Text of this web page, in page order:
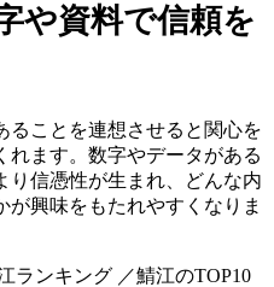
や資料で信頼を
ることを連想させると関心を
れます。数字やデータがある
り信憑性が生まれ、どんな内
が興味をもたれやすくなりま
ランキング ／鯖江のTOP10